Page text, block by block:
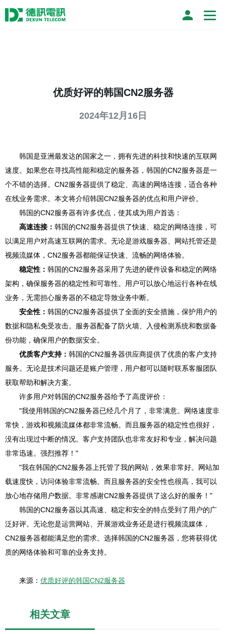
优质好评的韩国CN2服务器
2024年12月16日
韩国是亚洲最发达的国家之一，拥有先进的科技和快速的互联网
速度。如果您在寻找高性能和稳定的服务器，韩国的CN2服务器是一
个不错的选择。CN2服务器提供了稳定、高速的网络连接，适合各种
在线业务需求。本文将介绍韩国CN2服务器的优点和用户评价。
韩国的CN2服务器有许多优点，使其成为用户首选：
高速连接： 韩国的CN2服务器提供了快速、稳定的网络连接，可
以满足用户对高速互联网的需求。无论是游戏服务器、网站托管还是
视频流媒体，CN2服务器都能保证快速、流畅的网络体验。
稳定性： 韩国的CN2服务器采用了先进的硬件设备和稳定的网络
架构，确保服务器的稳定性和可靠性。用户可以放心地运行各种在线
业务，无需担心服务器的不稳定导致业务中断。
安全性： 韩国的CN2服务器提供了全面的安全措施，保护用户的
数据和隐私免受攻击。服务器配备了防火墙、入侵检测系统和数据备
份功能，确保用户的数据安全。
优质客户支持： 韩国的CN2服务器供应商提供了优质的客户支持
服务。无论是技术问题还是账户管理，用户都可以随时联系客服团队
获取帮助和解决方案。
许多用户对韩国的CN2服务器给予了高度评价：
"我使用韩国的CN2服务器已经几个月了，非常满意。网络速度非
常快，游戏和视频流媒体都非常流畅。而且服务器的稳定性也很好，
没有出现过中断的情况。客户支持团队也非常友好和专业，解决问题
非常迅速。强烈推荐！"
"我在韩国的CN2服务器上托管了我的网站，效果非常好。网站加
载速度快，访问体验非常流畅。而且服务器的安全性也很高，我可以
放心地存储用户数据。非常感谢CN2服务器提供了这么好的服务！"
韩国的CN2服务器以其高速、稳定和安全的特点受到了用户的广
泛好评。无论您是运营网站、开展游戏业务还是进行视频流媒体，
CN2服务器都能满足您的需求。选择韩国的CN2服务器，您将获得优
质的网络体验和可靠的业务支持。
来源： 优质好评的韩国CN2服务器
相关文章